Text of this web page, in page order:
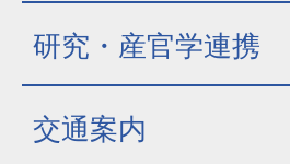
研究・産官学連携
交通案内